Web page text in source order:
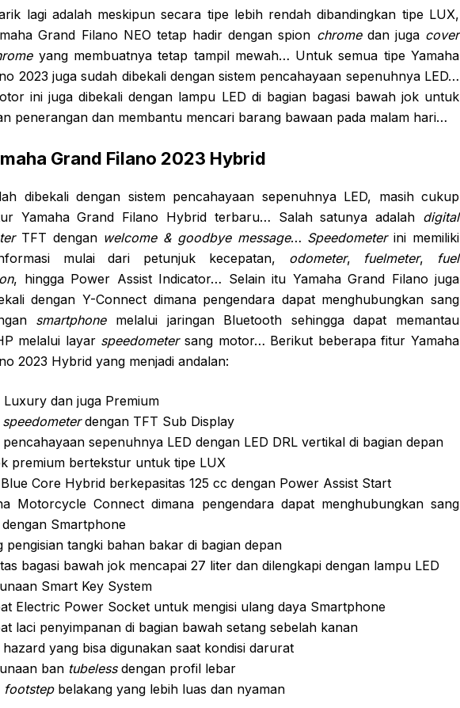
lagi adalah meskipun secara tipe lebih rendah dibandingkan tipe LUX,
Grand Filano NEO tetap hadir dengan spion chromedan juga cover
yang membuatnya tetap tampil mewah… Untuk semua tipe Yamaha
2023 juga sudah dibekali dengan sistem pencahayaan sepenuhnya LED…
ini juga dibekali dengan lampu LED di bagian bagasi bawah jok untuk
penerangan dan membantu mencari barang bawaan pada malam hari…
Grand Filano 2023 Hybrid
dibekali dengan sistem pencahayaan sepenuhnya LED, masih cukup
Yamaha Grand Filano Hybrid terbaru… Salah satunya adalah digital
TFT dengan welcome & goodbye message… Speedometerini memiliki
mulai dari petunjuk kecepatan, odometer, fuelmeter, fuel
, hingga Power Assist Indicator… Selain itu Yamaha Grand Filano juga
dengan Y-Connect dimana pengendara dapat menghubungkan sang
smartphonemelalui jaringan Bluetooth sehingga dapat memantau
melalui layar speedometersang motor… Berikut beberapa fitur Yamaha
2023 Hybrid yang menjadi andalan:
Luxury dan juga Premium
dengan TFT Sub Display
pencahayaan sepenuhnya LED dengan LED DRL vertikal di bagian depan
premium bertekstur untuk tipe LUX
Core Hybrid berkepasitas 125 cc dengan Power Assist Start
Motorcycle Connect dimana pengendara dapat menghubungkan sang
Smartphone
pengisian tangki bahan bakar di bagian depan
bagasi bawah jok mencapai 27 liter dan dilengkapi dengan lampu LED
Smart Key System
Electric Power Socket untuk mengisi ulang daya Smartphone
laci penyimpanan di bagian bawah setang sebelah kanan
yang bisa digunakan saat kondisi darurat
ban tubelessdengan profil lebar
footstepbelakang yang lebih luas dan nyaman